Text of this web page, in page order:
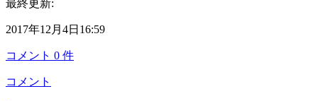
最終更新:
2017年12月4日16:59
コメント 0 件
コメント